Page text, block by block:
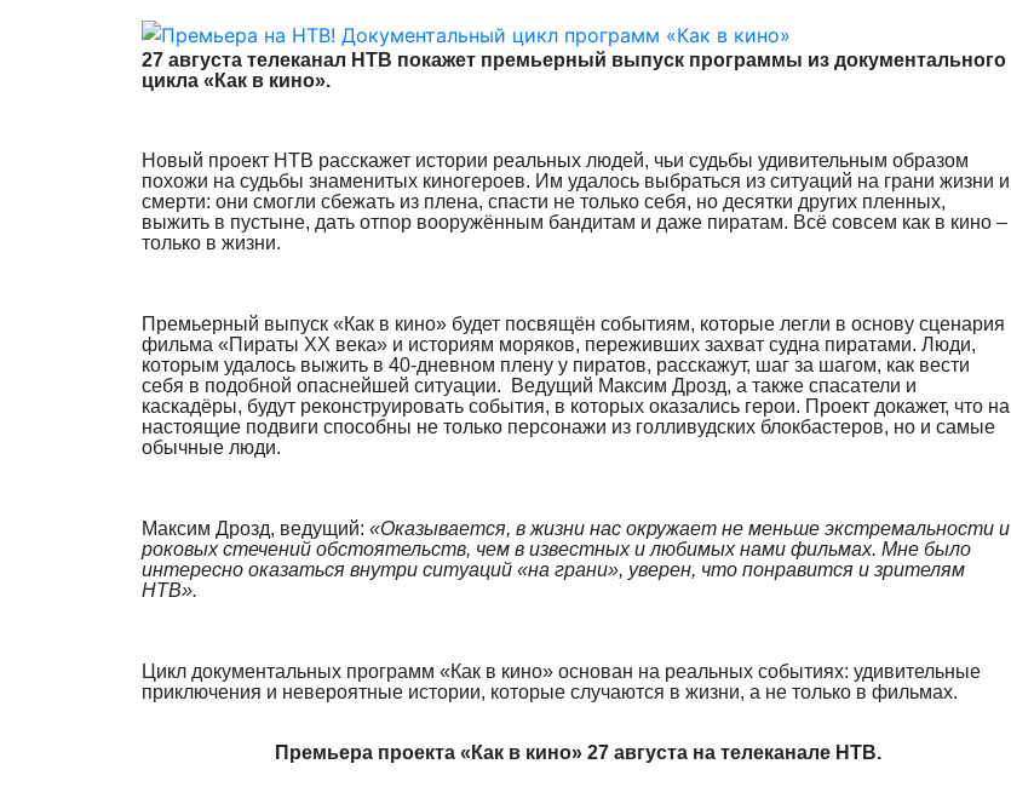
27 августа телеканал НТВ покажет премьерный выпуск программы из документального
цикла «Как в кино».
Новый проект НТВ расскажет истории реальных людей, чьи судьбы удивительным образом
похожи на судьбы знаменитых киногероев. Им удалось выбраться из ситуаций на грани жизни и
смерти: они смогли сбежать из плена, спасти не только себя, но десятки других пленных,
выжить в пустыне, дать отпор вооружённым бандитам и даже пиратам. Всё совсем как в кино –
только в жизни.
Премьерный выпуск «Как в кино» будет посвящён событиям, которые легли в основу сценария
фильма «Пираты ХХ века» и историям моряков, переживших захват судна пиратами. Люди,
которым удалось выжить в 40-дневном плену у пиратов, расскажут, шаг за шагом, как вести
себя в подобной опаснейшей ситуации. Ведущий Максим Дрозд, а также спасатели и
каскадёры, будут реконструировать события, в которых оказались герои. Проект докажет, что на
настоящие подвиги способны не только персонажи из голливудских блокбастеров, но и самые
обычные люди.
Максим Дрозд, ведущий: «Оказывается, в жизни нас окружает не меньше экстремальности и
роковых стечений обстоятельств, чем в известных и любимых нами фильмах. Мне было
интересно оказаться внутри ситуаций «на грани», уверен, что понравится и зрителям
НТВ».
Цикл документальных программ «Как в кино» основан на реальных событиях: удивительные
приключения и невероятные истории, которые случаются в жизни, а не только в фильмах.
Премьера проекта «Как в кино» 27 августа на телеканале НТВ.